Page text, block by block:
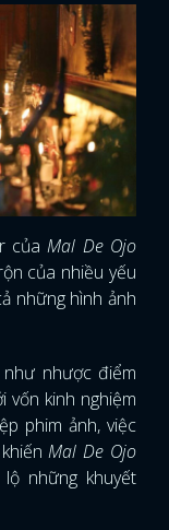
củaMal De Ojo
của nhiều yếu
những hình ảnh
nhược điểm
vốn kinh nghiệm
phim ảnh, việc
Mal De Ojo
những khuyết